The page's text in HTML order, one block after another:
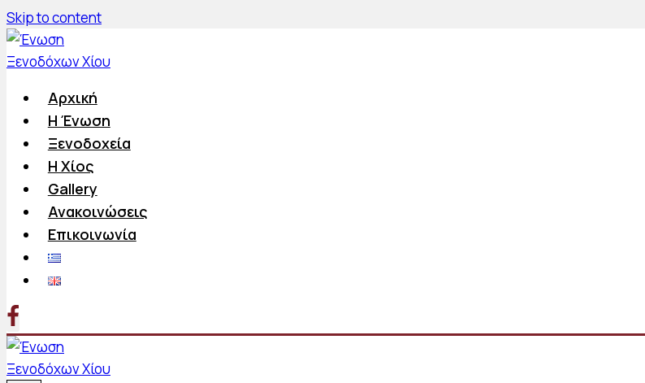
Skip to content
Αρχική
Η Ένωση
Ξενοδοχεία
Η Χίος
Gallery
Ανακοινώσεις
Επικοινωνία